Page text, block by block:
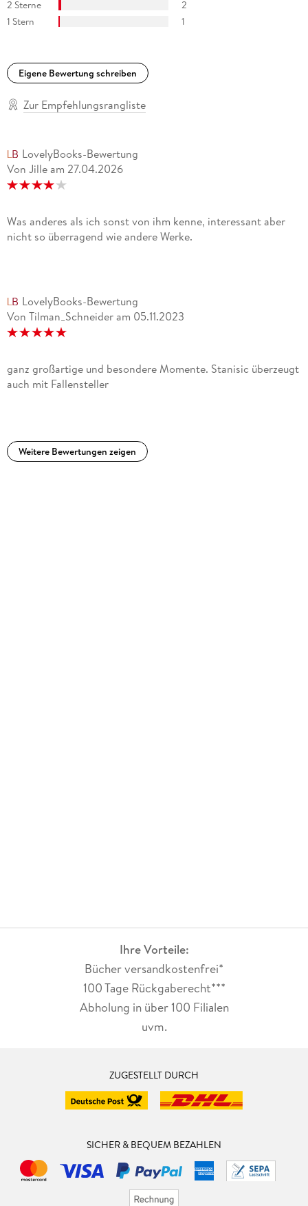
2 Sterne
2
1 Stern
1
Eigene Bewertung schreiben
Zur Empfehlungsrangliste
LovelyBooks-Bewertung
Von Jille am 27.04.2026
Was anderes als ich sonst von ihm kenne, interessant aber
nicht so überragend wie andere Werke.
LovelyBooks-Bewertung
Von Tilman_Schneider am 05.11.2023
ganz großartige und besondere Momente. Stanisic überzeugt
auch mit Fallensteller
Weitere Bewertungen zeigen
Ihre Vorteile:
Bücher versandkostenfrei*
100 Tage Rückgaberecht***
Abholung in über 100 Filialen
uvm.
ZUGESTELLT DURCH
SICHER & BEQUEM BEZAHLEN